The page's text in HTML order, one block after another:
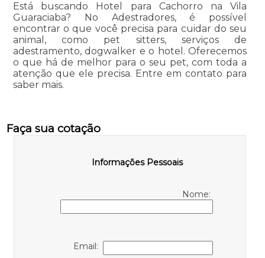
Está buscando Hotel para Cachorro na Vila
Guaraciaba? No Adestradores, é possível
encontrar o que você precisa para cuidar do seu
animal, como pet sitters, serviços de
adestramento, dogwalker e o hotel. Oferecemos
o que há de melhor para o seu pet, com toda a
atenção que ele precisa. Entre em contato para
saber mais.
Faça sua cotação
Informações Pessoais
Nome:
Email: